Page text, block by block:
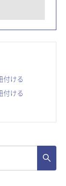
付ける
付ける